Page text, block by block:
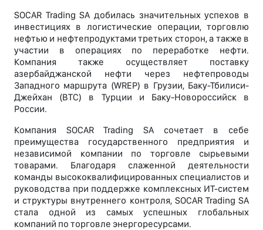
SOCAR Trading SA добилась значительных успехов в
инвестициях в логистические операции, торговлю
нефтью и нефтепродуктами третьих сторон, а также в
участии в операциях по переработке нефти.
Компания также осуществляет поставку
азербайджанской нефти через нефтепроводы
Западного маршрута (WREP) в Грузии, Баку-Тбилиси-
Джейхан (BTC) в Турции и Баку-Новороссийск в
России.
Компания SOCAR Trading SA сочетает в себе
преимущества государственного предприятия и
независимой компании по торговле сырьевыми
товарами. Благодаря слаженной деятельности
команды высококвалифицированных специалистов и
руководства при поддержке комплексных ИТ-систем
и структуры внутреннего контроля, SOCAR Trading SA
стала одной из самых успешных глобальных
компаний по торговле энергоресурсами.